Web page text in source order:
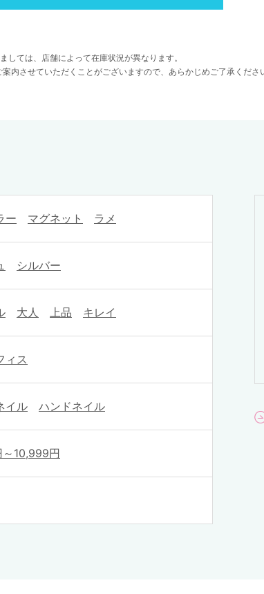
ては、店舗によって在庫状況が異なります。
内させていただくことがございますので、あらかじめご了承くださ
ー マグネット ラメ
シルバー
大人 上品 キレイ
ィス
イル ハンドネイル
10,999円